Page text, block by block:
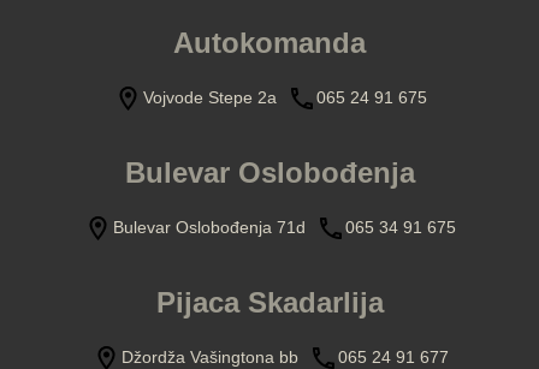
Autokomanda
Vojvode Stepe 2a 065 24 91 675
Bulevar Oslobođenja
Bulevar Oslobođenja 71d 065 34 91 675
Pijaca Skadarlija
Džordža Vašingtona bb 065 24 91 677